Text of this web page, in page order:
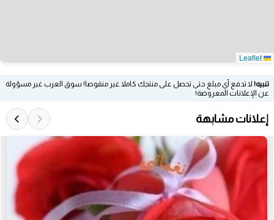
تنبيه! لا تدفع أي مبلغ حتى تحصل على منتجك كاملا غير منقوصا! سوق العرب غير مسؤولة
عن الإعلانات المعروضة!
إعلانات مشابهة